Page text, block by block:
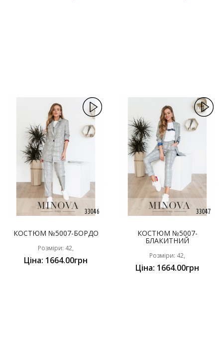
КОСТЮМ №5007-БОРДО
Розміри: 42,
Ціна: 1664.00грн
КОСТЮМ №5007-
БЛАКИТНИЙ
Розміри: 42,
Ціна: 1664.00грн